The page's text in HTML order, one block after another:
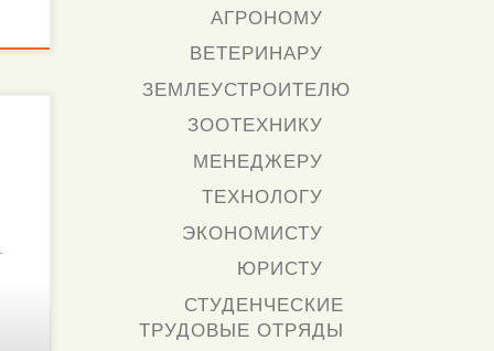
АГРОНОМУ
ВЕТЕРИНАРУ
ЗЕМЛЕУСТРОИТЕЛЮ
ЗООТЕХНИКУ
МЕНЕДЖЕРУ
ТЕХНОЛОГУ
ЭКОНОМИСТУ
ЮРИСТУ
СТУДЕНЧЕСКИЕ
ТРУДОВЫЕ ОТРЯДЫ